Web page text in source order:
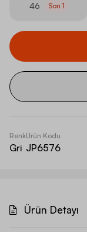
46 Son 1
Renk
Gri
Ürün Kodu
JP6576
Ürün Detayı